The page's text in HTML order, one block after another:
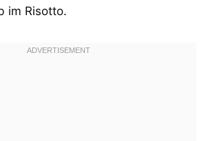
im Risotto.